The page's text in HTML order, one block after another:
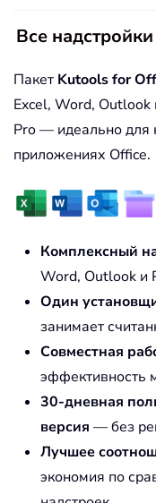
Все
Пакет Kutools for
Excel, Word,
Pro — идеально для
приложениях Office.
Комплексный
Word, Outlook и
Один
занимает
Совместная
эффективность
30-дневная
версия — без
Лучшее
экономия по